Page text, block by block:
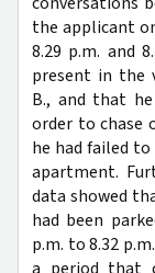
the applicant
8.29 p.m. and
present in the
B., and that
order to chase
he had failed
apartment.
data showed
had been
p.m. to 8.32